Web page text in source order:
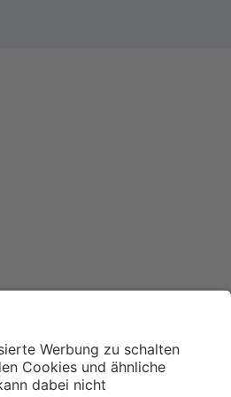
Institut für Makroökonomie
und Konjunkturforschung